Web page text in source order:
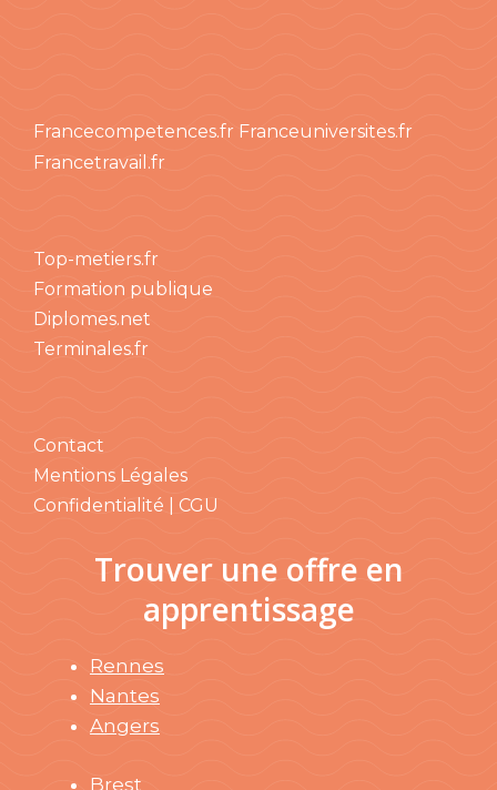
Francecompetences.fr Franceuniversites.fr
Francetravail.fr
Top-metiers.fr
Formation publique
Diplomes.net
Terminales.fr
Contact
Mentions Légales
Confidentialité | CGU
Trouver une offre en
apprentissage
Rennes
Nantes
Angers
Brest